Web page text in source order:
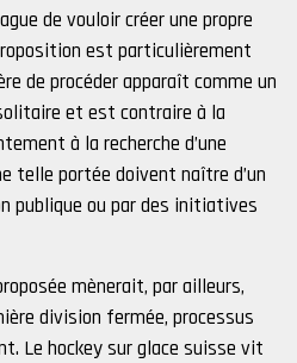
de vouloir créer une propre
est particulièrement
de procéder apparaît comme un
et est contraire à la
à la recherche d’une
telle portée doivent naître d’un
publique ou par des initiatives
mènerait, par ailleurs,
division fermée, processus
Le hockey sur glace suisse vit